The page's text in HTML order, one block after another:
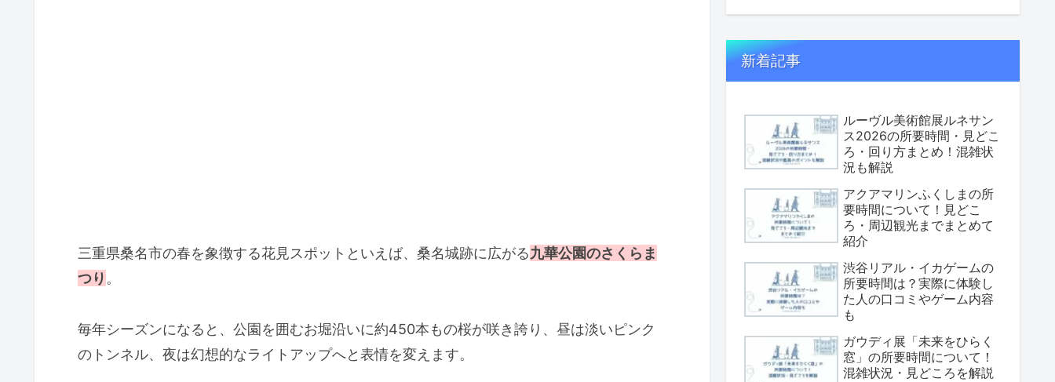
三重県桑名市の春を象徴する花見スポットといえば、桑名城跡に広がる九華公園のさくらま
つり。
毎年シーズンになると、公園を囲むお堀沿いに約450本もの桜が咲き誇り、昼は淡いピンク
のトンネル、夜は幻想的なライトアップへと表情を変えます。
新着記事
ルーヴル美術館展ルネサン
ス2026の所要時間・見どこ
ろ・回り方まとめ！混雑状
況も解説
アクアマリンふくしまの所
要時間について！見どこ
ろ・周辺観光までまとめて
紹介
渋谷リアル・イカゲームの
所要時間は？実際に体験し
た人の口コミやゲーム内容
も
ガウディ展「未来をひらく
窓」の所要時間について！
混雑状況・見どころを解説